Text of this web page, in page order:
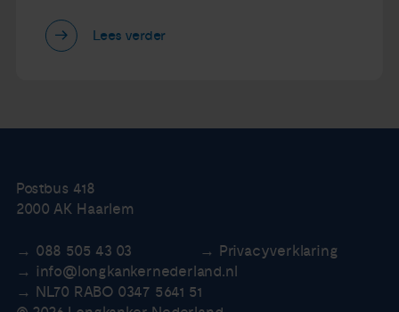
Lees verder
Postbus 418
2000 AK Haarlem
088 505 43 03
Privacyverklaring
info@longkankernederland.nl
NL70 RABO 0347 5641 51